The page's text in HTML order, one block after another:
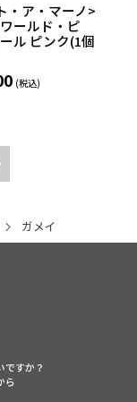
・ア・マーノ>
ールド・ピ
ル ピンク(1個
ガメイ
ですか？
ら